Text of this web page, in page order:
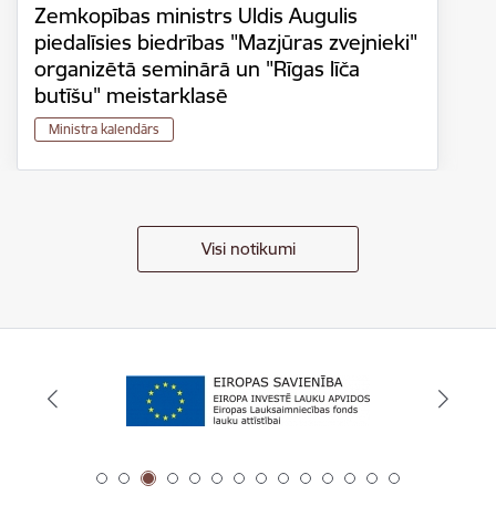
Zemkopības ministrs Uldis Augulis
piedalīsies biedrības "Mazjūras zvejnieki"
organizētā seminārā un "Rīgas līča
butīšu" meistarklasē
Ministra kalendārs
Visi notikumi